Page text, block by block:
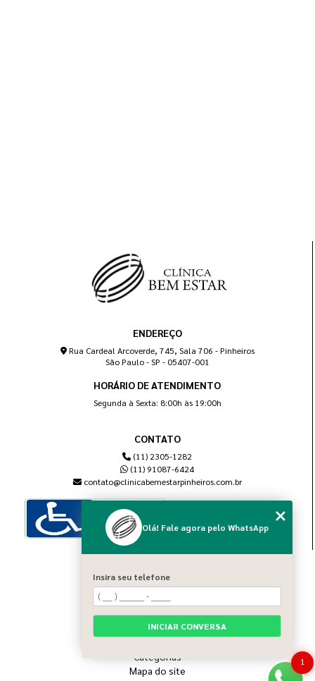
ENDEREÇO
Rua Cardeal Arcoverde, 745, Sala 706 - Pinheiros
São Paulo - SP - 05407-001
HORÁRIO DE ATENDIMENTO
Segunda à Sexta: 8:00h às 19:00h
CONTATO
(11) 2305-1282
(11) 91087-6424
contato@clinicabemestarpinheiros.com.br
Home
Sobre nós
Blog
Serviços
Categorias
Mapa do site
1
Olá! Fale agora pelo WhatsApp
Insira seu telefone
INICIAR CONVERSA